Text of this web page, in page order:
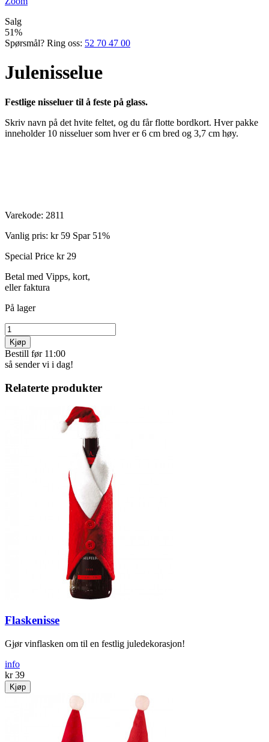
Salg
51%
Spørsmål? Ring oss: 52 70 47 00
Julenisselue
Festlige nisseluer til å feste på glass.
Skriv navn på det hvite feltet, og du får flotte bordkort. Hver pakke
inneholder 10 nisseluer som hver er 6 cm bred og 3,7 cm høy.
Varekode: 2811
Vanlig pris: kr 59 Spar 51%
Special Price kr 29
Betal med Vipps, kort,
eller faktura
På lager
Kjøp
Bestill før 11:00
så sender vi i dag!
Relaterte produkter
Flaskenisse
Gjør vinflasken om til en festlig juledekorasjon!
info
kr 39
Kjøp